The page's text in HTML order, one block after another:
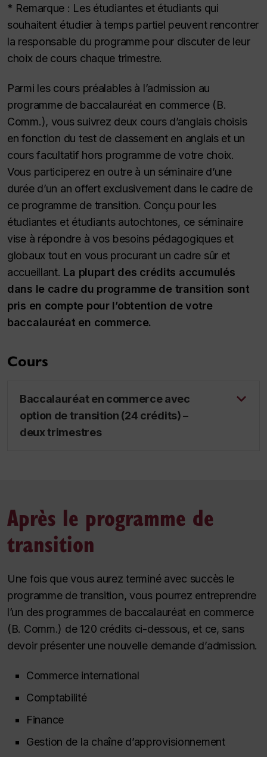
* Remarque : Les étudiantes et étudiants qui
souhaitent étudier à temps partiel peuvent rencontrer
la responsable du programme pour discuter de leur
choix de cours chaque trimestre.
Parmi les cours préalables à l’admission au
programme de baccalauréat en commerce (B.
Comm.), vous suivrez deux cours d’anglais choisis
en fonction du test de classement en anglais et un
cours facultatif hors programme de votre choix.
Vous participerez en outre à un séminaire d’une
durée d’un an offert exclusivement dans le cadre de
ce programme de transition. Conçu pour les
étudiantes et étudiants autochtones, ce séminaire
vise à répondre à vos besoins pédagogiques et
globaux tout en vous procurant un cadre sûr et
accueillant. La plupart des crédits accumulés
dans le cadre du programme de transition sont
pris en compte pour l’obtention de votre
baccalauréat en commerce.
Cours
Baccalauréat en commerce avec
option de transition (24 crédits) –
deux trimestres
Après le programme de
transition
Une fois que vous aurez terminé avec succès le
programme de transition, vous pourrez entreprendre
l’un des programmes de baccalauréat en commerce
(B. Comm.) de 120 crédits ci-dessous, et ce, sans
devoir présenter une nouvelle demande d’admission.
Commerce international
Comptabilité
Finance
Gestion de la chaîne d’approvisionnement